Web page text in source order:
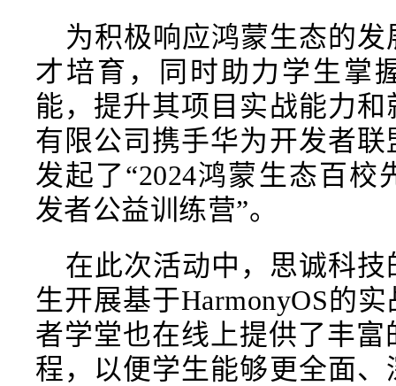
为积极响应鸿蒙生态的
才培育，同时助力学生掌
能，提升其项目实战能力
有限公司携手华为开发者
发起了“2024鸿蒙生态百校
发者公益训练营”。
在此次活动中，思诚科
生开展基于HarmonyOS的
者学堂也在线上提供了丰富
程，以便学生能够更全面